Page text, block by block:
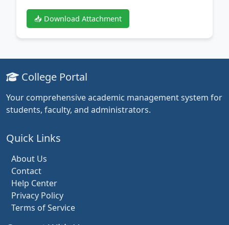
📥 Download Attachment
College Portal
Your comprehensive academic management system for
students, faculty, and administrators.
Quick Links
About Us
Contact
Help Center
Privacy Policy
Terms of Service